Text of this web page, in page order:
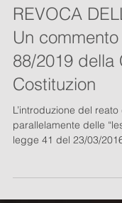
OMICIDIO
REVOCA
Un commento
88/2019 della
Costituzion
L’introduzione del reato